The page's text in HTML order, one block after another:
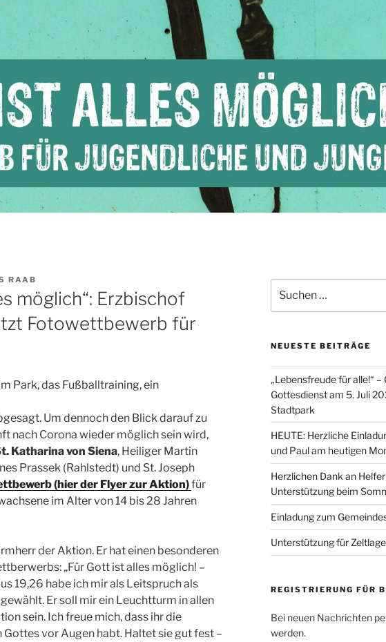
RAAB
möglich“: Erzbischof
Fotowettbewerb für
Park, das Fußballtraining, ein
Um dennoch den Blick darauf zu
nach Corona wieder möglich sein wird,
Katharina von Siena, Heiliger Martin
Prassek (Rahlstedt) und St. Joseph
(hier der Flyer zur Aktion)für
im Alter von 14 bis 28 Jahren
der Aktion. Er hat einen besonderen
„Für Gott ist alles möglich! –
19,26 habe ich mir als Leitspruch als
Er soll mir ein Leuchtturm in allen
sein. Ich freue mich, dass ihr die
vor Augen habt. Haltet sie gut fest –
nach:
NEUESTE BEITRÄGE
„Lebensfreude für alle!“
Gottesdienst am 5. Juli
Stadtpark
HEUTE: Herzliche
und Paul am heutigen
Herzlichen Dank an
Unterstützung beim
Einladung zum
Unterstützung für
REGISTRIERUNG FÜR
Bei neuen Nachrichten
werden.